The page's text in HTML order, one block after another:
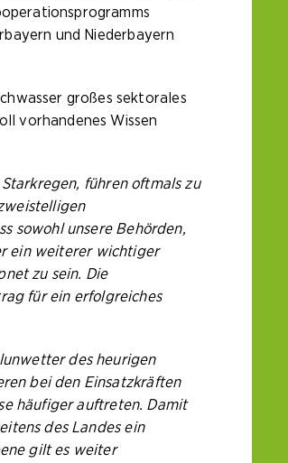
und Niederbayern
großes sektorales
vorhandenes Wissen
führen oftmals zu
sowohl unsere Behörden,
ein weiterer wichtiger
zu sein. Die
für ein erfolgreiches
des heurigen
bei den Einsatzkräften
häufiger auftreten. Damit
des Landes ein
gilt es weiter